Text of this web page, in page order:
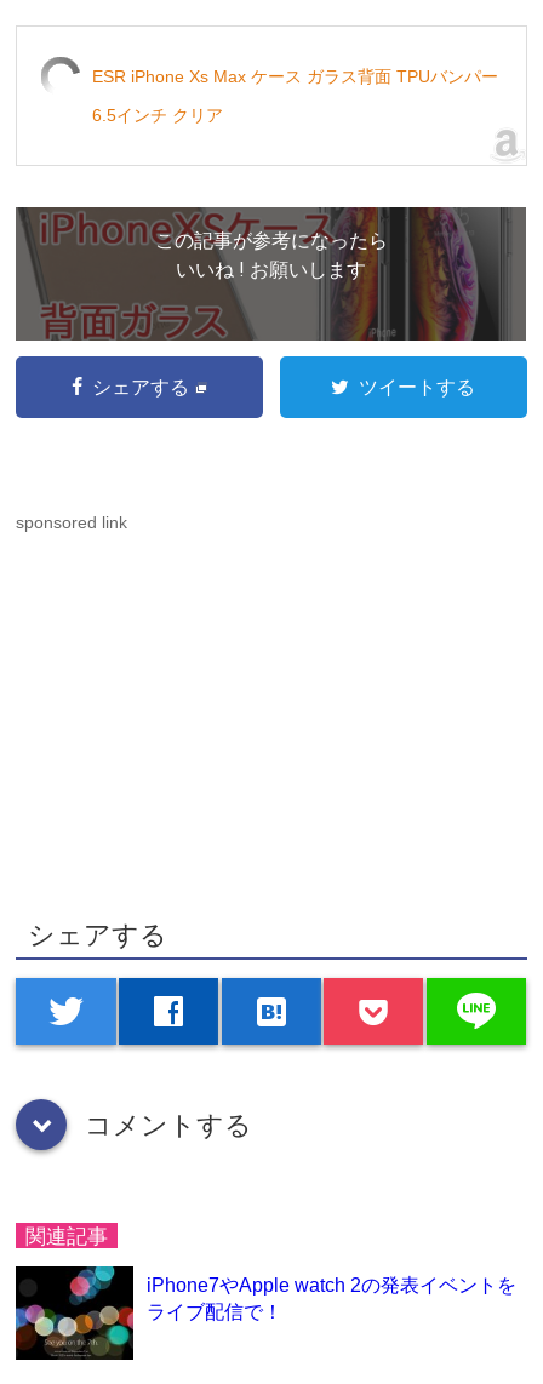
ESR iPhone Xs Max ケース ガラス背面 TPUバンパー
6.5インチ クリア
この記事が参考になったら
いいね ! お願いします
シェアする ツイートする
sponsored link
シェアする
twitter facebook hatenabookmark line
down コメントする
関連記事
iPhone7やApple watch 2の発表イベントを
ライブ配信で！